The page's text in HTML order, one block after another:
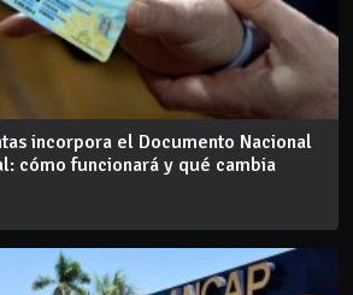
incorpora el Documento Nacional
cómo funcionará y qué cambia